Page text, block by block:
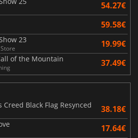
54.27€
59.58€
23 19.99€
of the Mountain 37.49€
Creed Black Flag Resynced
38.18€
17.64€